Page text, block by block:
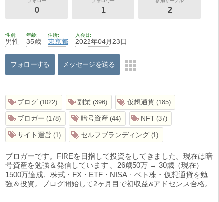
0 1 2
性別
男性
年齢
35歳
住所
東京都
入会日
2022年04月23日
フォローする メッセージを送る
ブログ 1022 副業 396 仮想通貨 185
ブロガー 178 暗号資産 44 NFT 37
サイト運営 1 セルフブランディング 1
ブロガーです。FIREを目指して投資をしてきました。現在は暗
号資産を勉強＆発信しています 。26歳50万 → 30歳（現在）
1500万達成。株式・FX・ETF・NISA・ベト株・仮想通貨を勉
強＆投資。ブログ開始して2ヶ月目で初収益&アドセンス合格。